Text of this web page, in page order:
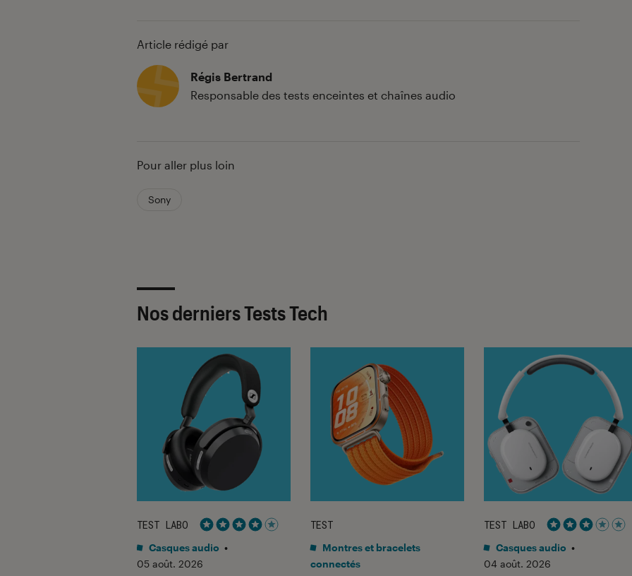
Article rédigé par
Régis Bertrand
Responsable des tests enceintes et chaînes audio
Pour aller plus loin
Sony
Nos derniers Tests Tech
TEST LABO
Noté 4 étoiles sur 5
Casques audio •
05 août. 2026
TEST
Montres et bracelets
connectés
TEST LABO
Noté 3 étoiles
Casques audio •
04 août. 2026